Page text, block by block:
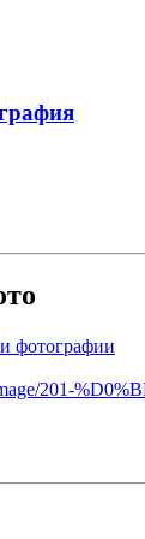
фотографии
201-